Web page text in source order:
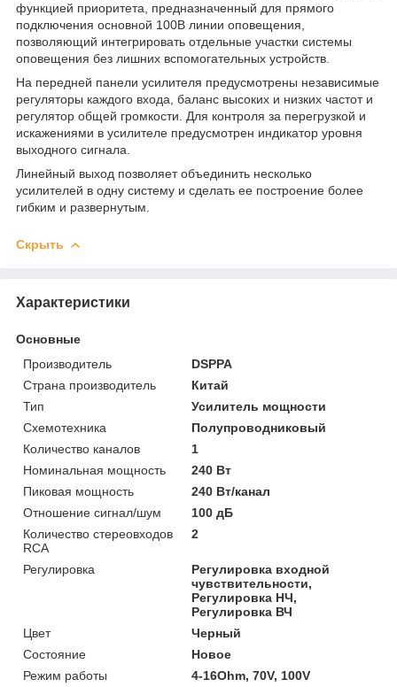
функцией приоритета, предназначенный для прямого
подключения основной 100В линии оповещения,
позволяющий интегрировать отдельные участки системы
оповещения без лишних вспомогательных устройств.
На передней панели усилителя предусмотрены независимые
регуляторы каждого входа, баланс высоких и низких частот и
регулятор общей громкости. Для контроля за перегрузкой и
искажениями в усилителе предусмотрен индикатор уровня
выходного сигнала.
Линейный выход позволяет объединить несколько
усилителей в одну систему и сделать ее построение более
гибким и развернутым.
Скрыть
Характеристики
Основные
Производитель
DSPPA
Страна производитель
Китай
Тип
Усилитель мощности
Схемотехника
Полупроводниковый
Количество каналов
1
Номинальная мощность
240 Вт
Пиковая мощность
240 Вт/канал
Отношение сигнал/шум
100 дБ
Количество стереовходов
RCA
2
Регулировка
Регулировка входной
чувствительности,
Регулировка НЧ,
Регулировка ВЧ
Цвет
Черный
Состояние
Новое
Режим работы
4-16Ohm, 70V, 100V